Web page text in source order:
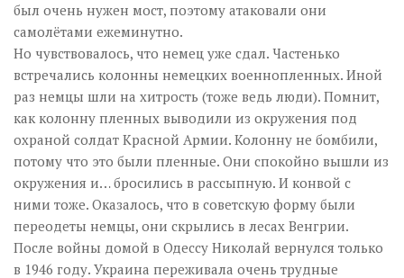
был очень нужен мост, поэтому атаковали они
самолётами ежеминутно.
Но чувствовалось, что немец уже сдал. Частенько
встречались колонны немецких военнопленных. Иной
раз немцы шли на хитрость (тоже ведь люди). Помнит,
как колонну пленных выводили из окружения под
охраной солдат Красной Армии. Колонну не бомбили,
потому что это были пленные. Они спокойно вышли из
окружения и… бросились в рассыпную. И конвой с
ними тоже. Оказалось, что в советскую форму были
переодеты немцы, они скрылись в лесах Венгрии.
После войны домой в Одессу Николай вернулся только
в 1946 году. Украина переживала очень трудные